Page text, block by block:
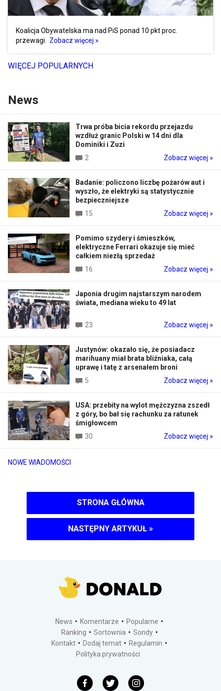
Koalicja Obywatelska ma nad PiS ponad 10 pkt proc.
przewagi.
Zobacz więcej »
WIĘCEJ POPULARNYCH
News
NOWE WIADOMOŚCI
Trwa próba bicia rekordu przejazdu
wzdłuż granic Polski w 14 dni dla
Dominiki i Zuzi
2
Zobacz więcej »
Badanie: policzono liczbę pożarów aut i
wyszło, że elektryki są statystycznie
bezpieczniejsze
15
Zobacz więcej »
Pomimo szydery i śmieszków,
elektryczne Ferrari okazuje się mieć
całkiem niezłą sprzedaż
16
Zobacz więcej »
Japonia drugim najstarszym narodem
świata, mediana wieku to 49 lat
23 Zobacz więcej »
Justynów: okazało się, że posiadacz
marihuany miał brata bliźniaka, całą
uprawę i tatę z arsenałem broni
5
Zobacz więcej »
USA: przebity na wylot mężczyzna zszedł
z góry, bo bał się rachunku za ratunek
śmigłowcem
30
Zobacz więcej »
STRONA GŁÓWNA
NASTĘPNY ARTYKUŁ »
News Komentarze
Popularne
Ranking
Sortownia
Sondy
Kontakt
Dodaj temat
Regulamin
Polityka prywatności